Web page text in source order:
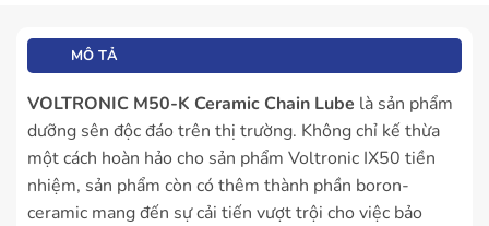
MÔ TẢ
VOLTRONIC M50-K Ceramic Chain Lube là sản phẩm
dưỡng sên độc đáo trên thị trường. Không chỉ kế thừa
một cách hoàn hảo cho sản phẩm Voltronic IX50 tiền
nhiệm, sản phẩm còn có thêm thành phần boron-
ceramic mang đến sự cải tiến vượt trội cho việc bảo